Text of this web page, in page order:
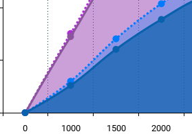
0 1000 1500 2000